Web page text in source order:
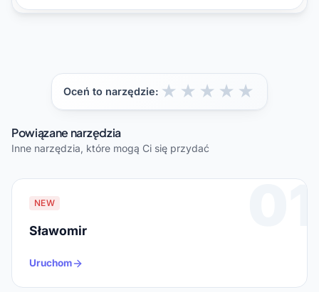
Oceń to narzędzie: ★
★
★
★
★
Powiązane narzędzia
Inne narzędzia, które mogą Ci się przydać
01
NEW
Sławomir
Uruchom